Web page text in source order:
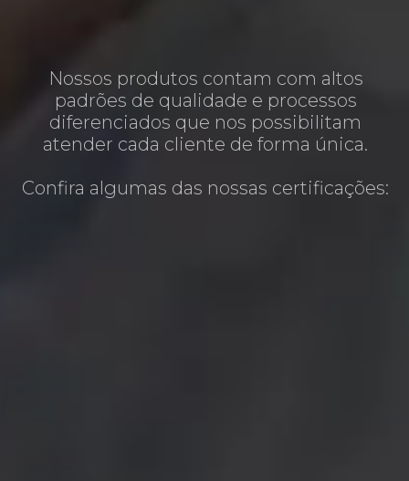
Nossos produtos contam com altos
padrões de qualidade e processos
diferenciados que nos possibilitam
atender cada cliente de forma única.
Confira algumas das nossas certificações: